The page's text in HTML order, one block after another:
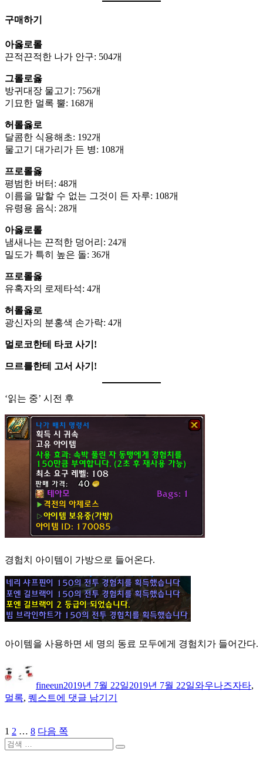
구매하기
아옳로롤
끈적끈적한 나가 안구: 504개
그롤로옳
방귀대장 물고기: 756개
기묘한 멀록 뿔: 168개
허롤옳로
달콤한 식용해초: 192개
물고기 대가리가 든 병: 108개
프로롤옳
평범한 버터: 48개
이름을 말할 수 없는 그것이 든 자루: 108개
유령용 음식: 28개
아옳로롤
냄새나는 끈적한 덩어리: 24개
밀도가 특히 높은 돌: 36개
프로롤옳
유혹자의 로제타석: 4개
허롤옳로
광신자의 분홍색 손가락: 4개
멀로코한테 타코 사기!
므르를한테 고서 사기!
‘읽는 중’ 시전 후
경험치 아이템이 가방으로 들어온다.
아이템을 사용하면 세 명의 동료 모두에게 경험치가 들어간다.
이
fineeun일
자
2019년 7월 22일2019년 7월 22일고
와우나즈자타,
멀록, 퀘스트불
게
에 댓글 남기기
글
내
페
이
1 페
이
2 … 페
8 다음 쪽
검
검